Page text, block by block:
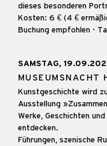
dieses besonderen
Kosten: 6 € (4 €
Buchung empfohlen ·
SAMSTAG,
MUSEUMSNACHT
Kunstgeschichte wird
Ausstellung
Werke, Geschichten
entdecken.
Führungen, szenische